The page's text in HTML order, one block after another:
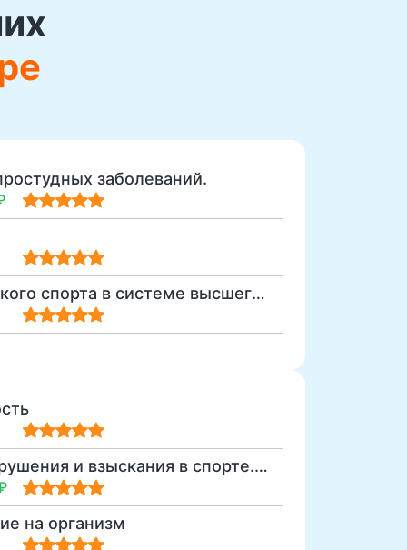
заболеваний.
Реферат на тему "Роль и место студенческого спорта в системе высшего образования"
Конфликтные ситуации в спорте. Правонарушения и взыскания в спорте. Дисквалификация.
на организм